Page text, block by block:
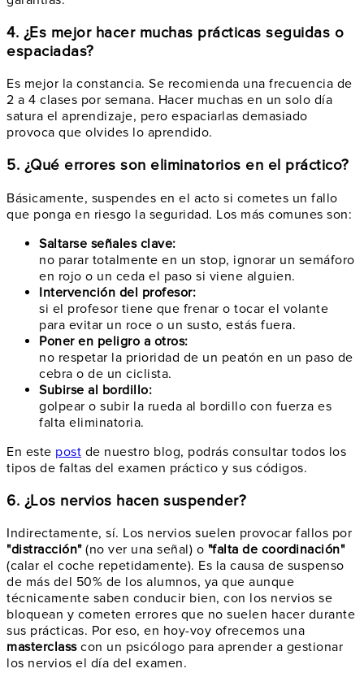
4. ¿Es mejor hacer muchas prácticas seguidas o
espaciadas?
Es mejor la constancia. Se recomienda una frecuencia de
2 a 4 clases por semana. Hacer muchas en un solo día
satura el aprendizaje, pero espaciarlas demasiado
provoca que olvides lo aprendido.
5. ¿Qué errores son eliminatorios en el práctico?
Básicamente, suspendes en el acto si cometes un fallo
que ponga en riesgo la seguridad. Los más comunes son:
Saltarse señales clave:
no parar totalmente en un stop, ignorar un semáforo
en rojo o un ceda el paso si viene alguien.
Intervención del profesor:
si el profesor tiene que frenar o tocar el volante
para evitar un roce o un susto, estás fuera.
Poner en peligro a otros:
no respetar la prioridad de un peatón en un paso de
cebra o de un ciclista.
Subirse al bordillo:
golpear o subir la rueda al bordillo con fuerza es
falta eliminatoria.
En este post de nuestro blog, podrás consultar todos los
tipos de faltas del examen práctico y sus códigos.
6. ¿Los nervios hacen suspender?
Indirectamente, sí. Los nervios suelen provocar fallos por
"distracción"(no ver una señal) o "falta de coordinación"
(calar el coche repetidamente). Es la causa de suspenso
de más del 50% de los alumnos, ya que aunque
técnicamente saben conducir bien, con los nervios se
bloquean y cometen errores que no suelen hacer durante
sus prácticas. Por eso, en hoy-voy ofrecemos una
masterclasscon un psicólogo para aprender a gestionar
los nervios el día del examen.